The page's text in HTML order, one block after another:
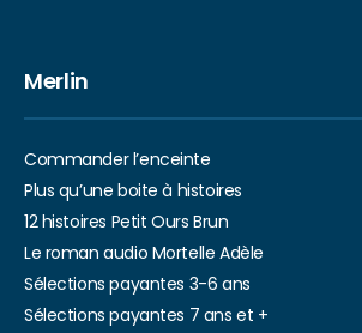
Merlin
Commander l’enceinte
Plus qu’une boite à histoires
12 histoires Petit Ours Brun
Le roman audio Mortelle Adèle
Sélections payantes 3-6 ans
Sélections payantes 7 ans et +